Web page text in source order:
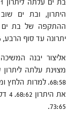
היתרון, ובת ים
ההתקפה של בת ים
יתרונה עד סוף הרבע, 62:56 ליבנה.
אליצור יבנה
68:58. למרות
73:65.